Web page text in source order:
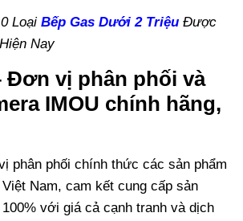
Loại Bếp Gas Dưới 2 Triệu Được
Nay
Đơn vị phân phối và
IMOU chính hãng,
phân phối chính thức các sản phẩm
Nam, cam kết cung cấp sản
với giá cả cạnh tranh và dịch